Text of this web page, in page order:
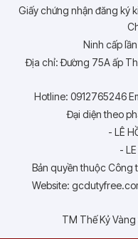
Giấy chứng nhận đăng ký
Ninh cấp
Địa chỉ: Đường 75A ấp
Hotline: 0912765246
Đại diện theo
- LÊ
-
Bản quyền thuộc Công
Website:
TM Thế Kỷ